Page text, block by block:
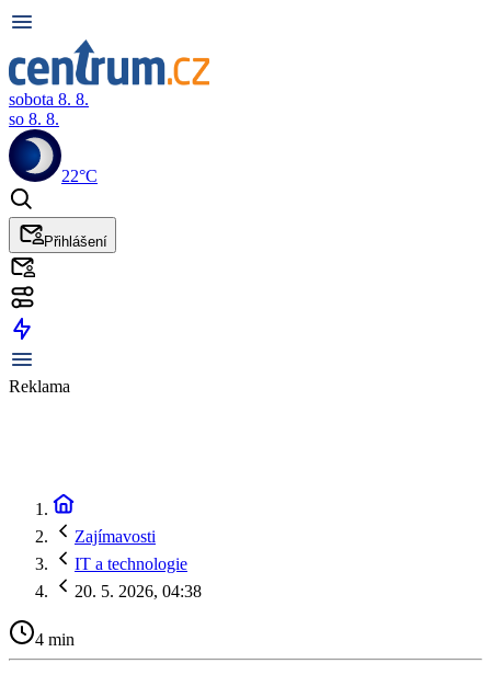
sobota 8. 8.
so 8. 8.
22°C
Přihlášení
Reklama
Zajímavosti
IT a technologie
20. 5. 2026, 04:38
4 min